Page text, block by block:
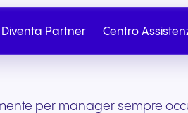
Diventa Partner Centro
per manager sempre